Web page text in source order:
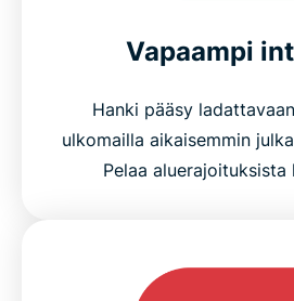
Vapaampi
Hanki pääsy
ulkomailla aikaisemmin
Pelaa aluerajoituksista